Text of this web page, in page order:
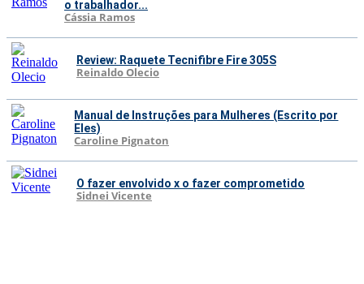
o trabalhador...
Cássia Ramos
Review: Raquete Tecnifibre Fire 305S
Reinaldo Olecio
Manual de Instruções para Mulheres (Escrito por
Eles)
Caroline Pignaton
O fazer envolvido x o fazer comprometido
Sidnei Vicente